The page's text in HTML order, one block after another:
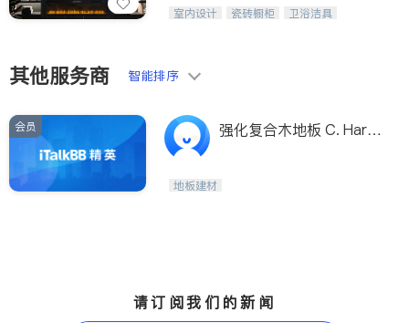
设计、制造、安装一体化，打造高端定
室内设计 瓷砖橱柜
卫浴洁具
其他服务商 智能排序
会员
强化复合木地板 C. Harri
地板建材
请订阅我们的新闻